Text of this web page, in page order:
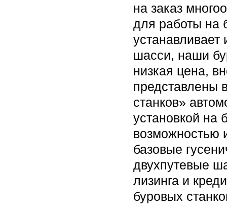
на заказ
для работы на
устанавливает
шасси, наши
низкая цена,
представлены
станков»
установкой на
возможностью
базовые
двухпутевые
лизинга и
буровых